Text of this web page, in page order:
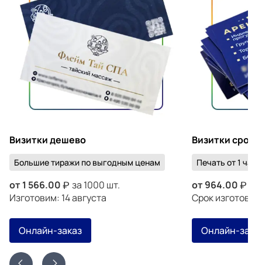
Визитки дешево
Большие тиражи по выгодным ценам
от 1 566.00
за 1000 шт.
Изготовим: 14 августа
Онлайн-заказ
Визитки
Печать от 1 часа
от964.00
Срок
Онлайн-